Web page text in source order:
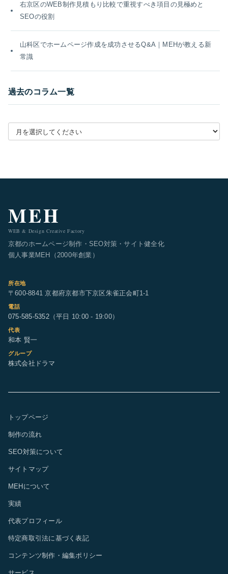
右京区のWEB制作見積もり比較で重視すべき項目の見極めと
SEOの役割
山科区でホームページ作成を成功させるQ&A｜MEHが教える新
常識
過去のコラム一覧
月別アーカイブを選択
MEH
WEB & Design Creative Factory
京都のホームページ制作・SEO対策・サイト健全化
個人事業MEH（2000年創業）
所在地
〒600-8841 京都府京都市下京区朱雀正会町1-1
電話
075-585-5352（平日 10:00 - 19:00）
代表
和本 賢一
グループ
株式会社ドラマ
トップページ
制作の流れ
SEO対策について
サイトマップ
MEHについて
実績
代表プロフィール
特定商取引法に基づく表記
コンテンツ制作・編集ポリシー